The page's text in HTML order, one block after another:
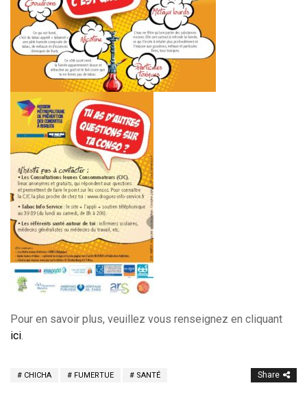
Pour en savoir plus, veuillez vous renseignez en cliquant
ici.
CHICHA FUMERTUE SANTÉ Share